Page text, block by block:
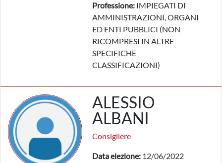
Professione: IMPIEGATI DI
AMMINISTRAZIONI, ORGANI
ED ENTI PUBBLICI (NON
RICOMPRESI IN ALTRE
SPECIFICHE
CLASSIFICAZIONI)
ALESSIO
ALBANI
Consigliere
Data elezione: 12/06/2022